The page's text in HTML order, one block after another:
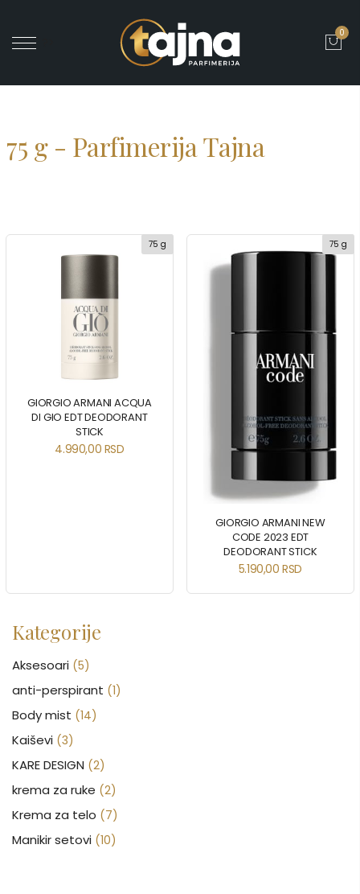
0
75 g - Parfimerija Tajna
75 g
GIORGIO ARMANI ACQUA
DI GIO EDT DEODORANT
STICK
4.990,00 RSD
75 g
GIORGIO ARMANI NEW
CODE 2023 EDT
DEODORANT STICK
5.190,00RSD
Kategorije
Aksesoari (5)
anti-perspirant (1)
Body mist (14)
Kaiševi (3)
KARE DESIGN (2)
krema za ruke (2)
Krema za telo (7)
Manikir setovi (10)